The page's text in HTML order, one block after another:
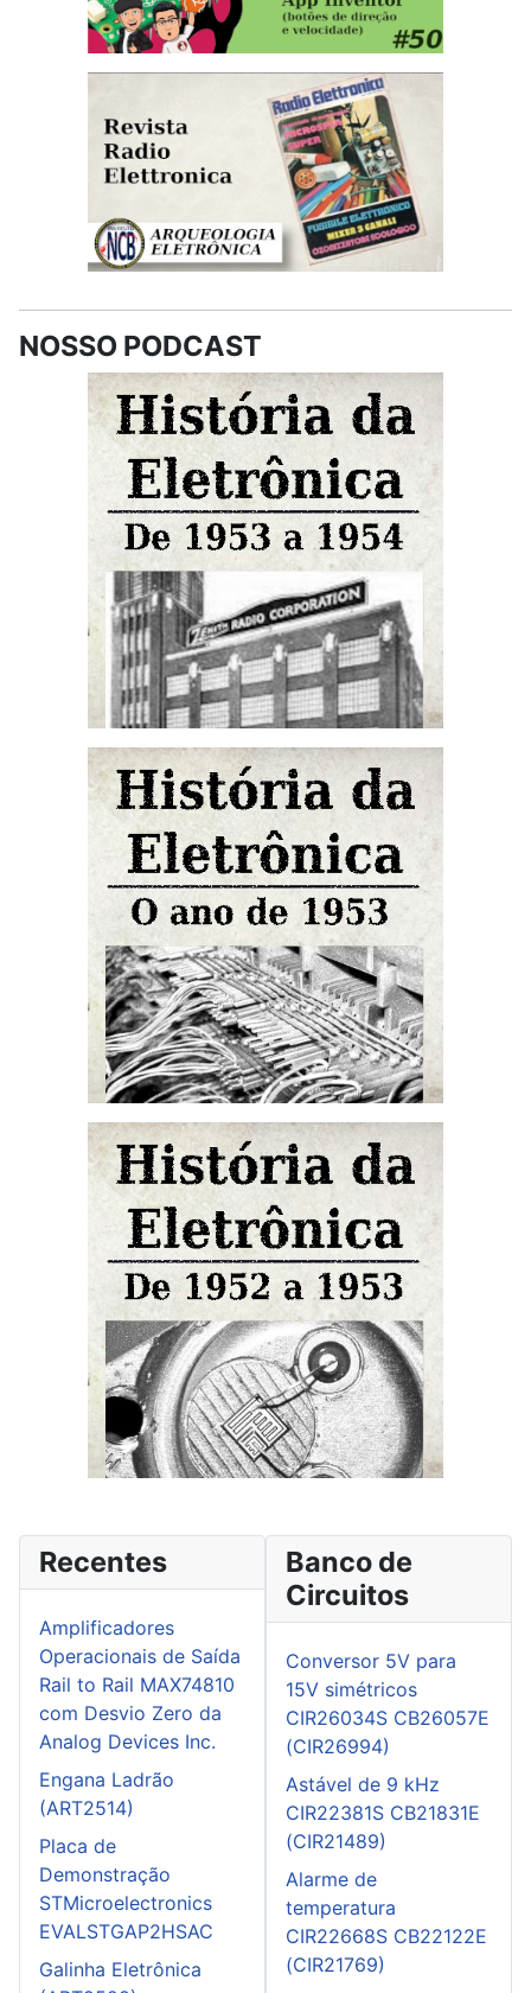
NOSSO PODCAST
Recentes
Amplificadores
Operacionais de Saída
Rail to Rail MAX74810
com Desvio Zero da
Analog Devices Inc.
Engana Ladrão
(ART2514)
Placa de
Demonstração
STMicroelectronics
EVALSTGAP2HSAC
Galinha Eletrônica
Banco de
Circuitos
Conversor 5V para
15V simétricos
CIR26034S CB26057E
(CIR26994)
Astável de 9 kHz
CIR22381S CB21831E
(CIR21489)
Alarme de
temperatura
CIR22668S CB22122E
(CIR21769)